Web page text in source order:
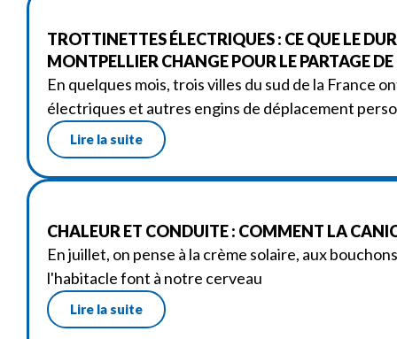
TROTTINETTES ÉLECTRIQUES : CE QUE LE
MONTPELLIER CHANGE POUR LE PARTAGE
En quelques mois, trois villes du sud de la
électriques et autres engins de déplacement
Lire la suite
CHALEUR ET CONDUITE : COMMENT LA
En juillet, on pense à la crème solaire, aux
l'habitacle font à notre cerveau
Lire la suite